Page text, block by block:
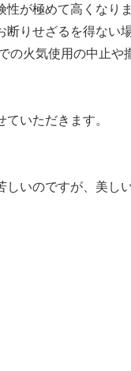
が極めて高くなり
りせざるを得ない
の火気使用の中止や
いただきます。
いのですが、美し